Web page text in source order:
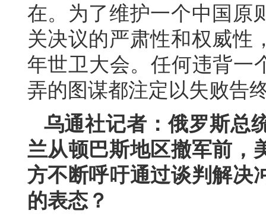
在。为了维护一个中国原
关决议的严肃性和权威性
年世卫大会。任何违背一
弄的图谋都注定以失败告
乌通社记者：俄罗斯总
兰从顿巴斯地区撤军前，
方不断呼吁通过谈判解决
的表态？